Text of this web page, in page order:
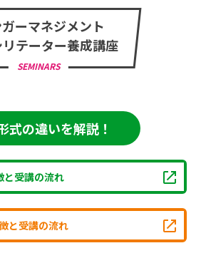
ーマネジメント
テーター養成講座
SEMINARS
式の違いを解説！
と受講の流れ
と受講の流れ